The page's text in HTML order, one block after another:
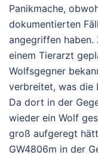
Panikmache,
dokumentierten
angegriffen haben.
einem Tierarzt
Wolfsgegner
verbreitet, was die
Da dort in der
wieder ein Wolf
groß aufgeregt
GW4806m in der